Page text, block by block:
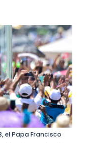
el Papa Francisco